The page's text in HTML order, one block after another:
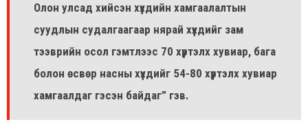
Олон улсад хийсэн хүүхдийн хамгаалалтын
суудлын судалгаагаар нярай хүүхдийг зам
тээврийн осол гэмтлээс 70 хүртэлх хувиар, бага
болон өсвөр насны хүүхдийг 54-80 хүртэлх хувиар
хамгаалдаг гэсэн байдаг” гэв.